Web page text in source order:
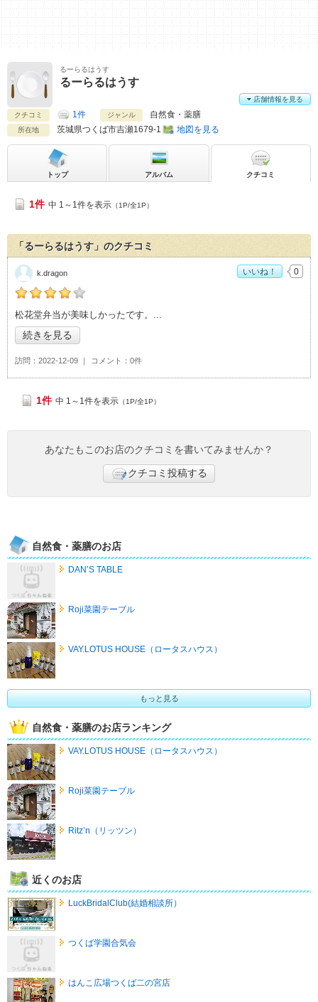
るーらるはうす
るーらるはうす
クチコミ 1件 ジャンル 自然食・薬膳
所在地 茨城県つくば市吉瀬1679-1 地図を見る
店舗情報を見る
トップ アルバム クチコミ
1件 中 1～1件を表示 （1P/全1P）
「るーらるはうす」のクチコミ
k.dragonの「るーらるはうす>」おすすめ度：
松花堂弁当が美味しかったです。
続きを見る
訪問 2022-12-09 コメント 0件
k.dragon いいね！ 0
1件 中 1～1件を表示 （1P/全1P）
あなたもこのお店のクチコミを書いてみませんか？
クチコミ投稿する
自然食・薬膳のお店
DAN’S TABLE
Roji菜園テーブル
VAY.LOTUS HOUSE（ロータスハウス）
もっと見る
自然食・薬膳のお店ランキング
VAY.LOTUS HOUSE（ロータスハウス）
Roji菜園テーブル
Ritz’n（リッツン）
近くのお店
LuckBridalClub(結婚相談所）
つくば学園合気会
はんこ広場つくば二の宮店